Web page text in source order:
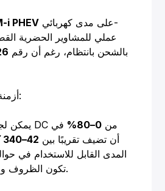
i PHEV
بالشحن بانتظام، رغم أن رقم
أزمنة الشحن في الواقع:
- يمكن لجلسة شحن سريع DC من 0–80%
في
أن تضيف تقريبًا بين 42–340 كم
المدى القابل للاستخدام في
تكون الظروف وجودة الشاحن جيدة.